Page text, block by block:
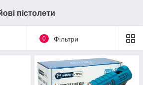
пістолети
0 Фільтри